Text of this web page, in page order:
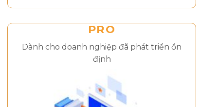
PRO
Dành cho doanh nghiệp đã phát triển ổn
định